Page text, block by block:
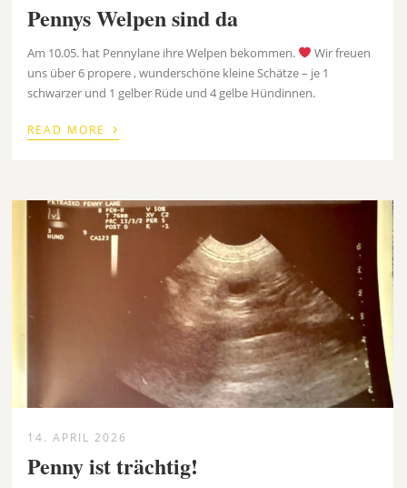
Pennys Welpen sind da
Am 10.05. hat Pennylane ihre Welpen bekommen.
Wir freuen
uns über 6 propere , wunderschöne kleine Schätze – je 1
schwarzer und 1 gelber Rüde und 4 gelbe Hündinnen.
READ MORE ›
14. APRIL 2026
Penny ist trächtig!